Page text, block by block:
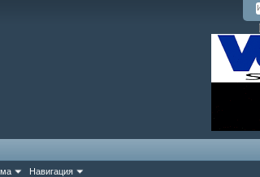
Навигация